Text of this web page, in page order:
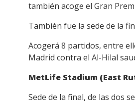
también acoge el Gran
También fue la sede de la
Acogerá 8 partidos, entre
Madrid contra el Al-Hilal
MetLife Stadium (East
Sede de la final, de las dos